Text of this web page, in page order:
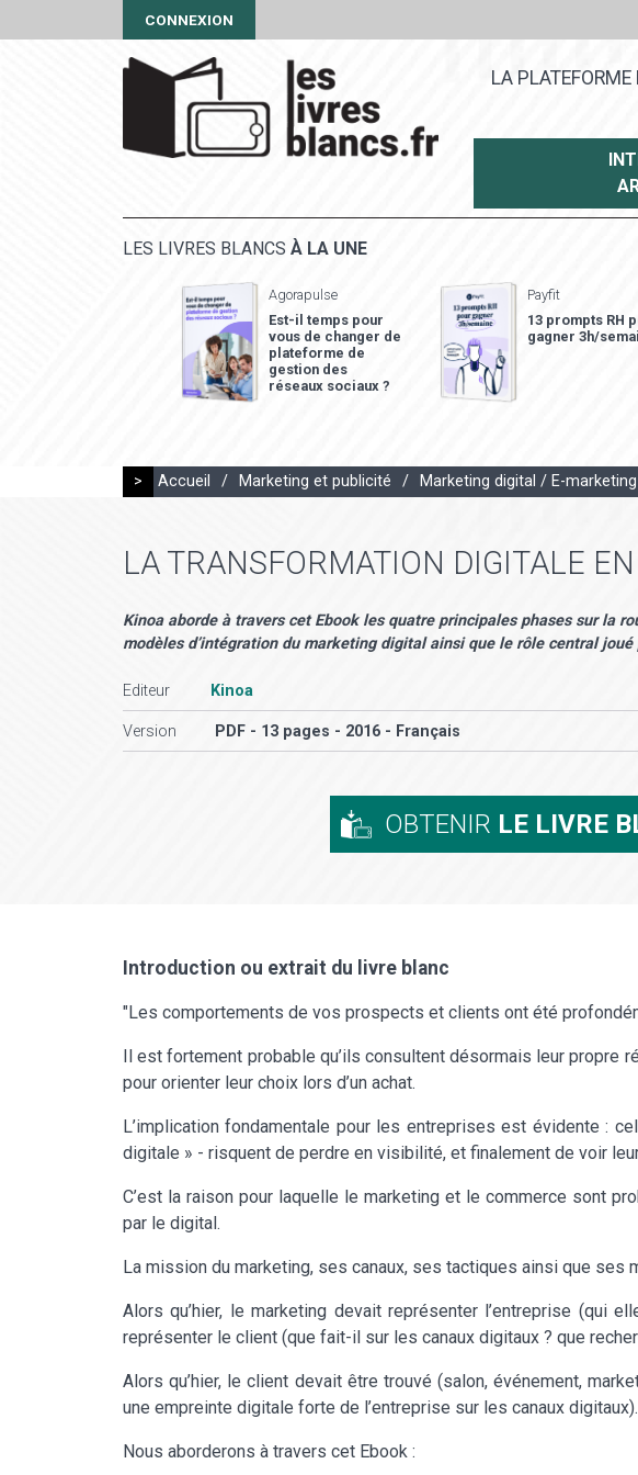
CONNEXION
LA PLATEFORME
LES LIVRES BLANCS À LA UNE
Agorapulse
Est-il temps pour
vous de changer de
plateforme de
gestion des
réseaux sociaux ?
Payfit
13 prompts RH
gagner 3h/
> Accueil / Marketing et publicité / Marketing digital / E-
LA TRANSFORMATION DIGITALE
Kinoa aborde à travers cet Ebook les quatre principales phases sur la
modèles d’intégration du marketing digital ainsi que le rôle central
Editeur Kinoa
Version PDF - 13 pages - 2016 - Français
OBTENIR LE LIVRE
Introduction ou extrait du livre blanc
"Les comportements de vos prospects et clients ont été
Il est fortement probable qu’ils consultent désormais leur propre
pour orienter leur choix lors d’un achat.
L’implication fondamentale pour les entreprises est évidente :
digitale » - risquent de perdre en visibilité, et finalement de voir
C’est la raison pour laquelle le marketing et le commerce sont
par le digital.
La mission du marketing, ses canaux, ses tactiques ainsi que ses
Alors qu’hier, le marketing devait représenter l’entreprise (qui
représenter le client (que fait-il sur les canaux digitaux ? que
Alors qu’hier, le client devait être trouvé (salon, événement,
une empreinte digitale forte de l’entreprise sur les canaux digitaux).
Nous aborderons à travers cet Ebook :